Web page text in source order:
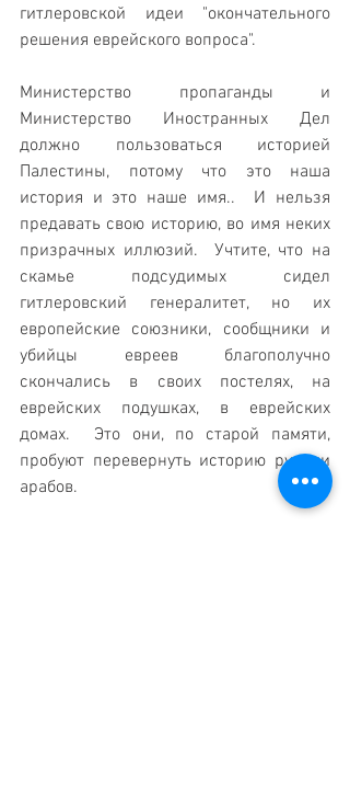
гитлеровской идеи "окончательного
решения еврейского вопроса".
Министерство пропаганды и
Министерство Иностранных Дел
должно пользоваться историей
Палестины, потому что это наша
история и это наше имя..  И нельзя
предавать свою историю, во имя неких
призрачных иллюзий.  Учтите, что на
скамье подсудимых сидел
гитлеровский генералитет, но их
европейские союзники, сообщники и
убийцы евреев благополучно
скончались в своих постелях, на
еврейских подушках, в еврейских
домах.  Это они, по старой памяти,
пробуют перевернуть историю руками
арабов.